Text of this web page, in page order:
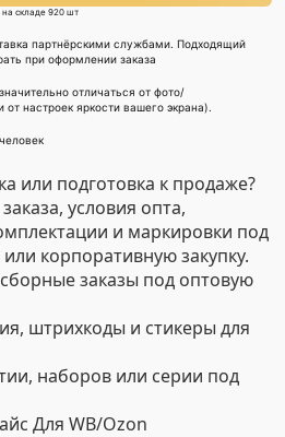
на складе 920 шт
партнёрскими службами. Подходящий
при оформлении заказа
отличаться от фото/
настроек яркости вашего экрана).
или подготовка к продаже?
условия опта,
и маркировки под
корпоративную закупку.
заказы под оптовую
штрихкоды и стикеры для
наборов или серии под
Для WB/Ozon